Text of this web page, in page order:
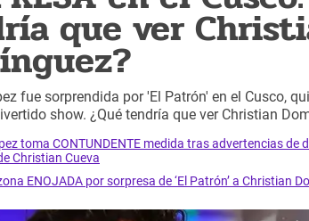
que ver
fue sorprendida por 'El Patrón' en el Cusco,
show. ¿Qué tendría que ver Christian
toma CONTUNDENTE medida tras advertencias
Christian Cueva
ENOJADA por sorpresa de ‘El Patrón’ a Christian